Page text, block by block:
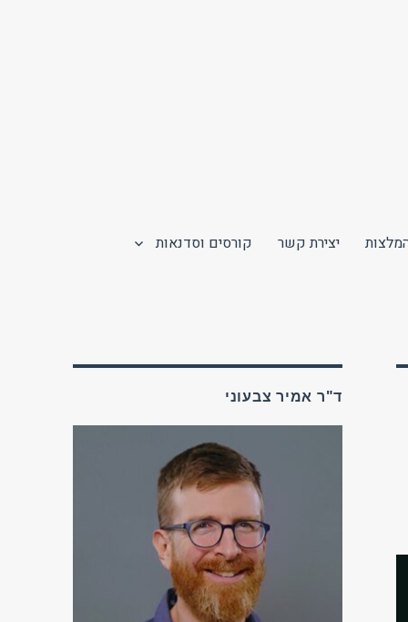
יצירת קשר קורסים וסדנאות
ד"ר אמיר צבעוני